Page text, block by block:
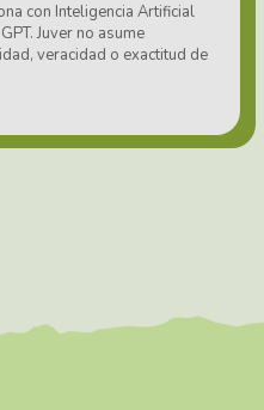
con Inteligencia Artificial
Juver no asume
veracidad o exactitud de